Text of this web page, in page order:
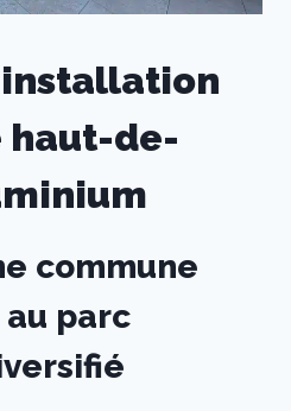
installation
haut-de-
commune
parc